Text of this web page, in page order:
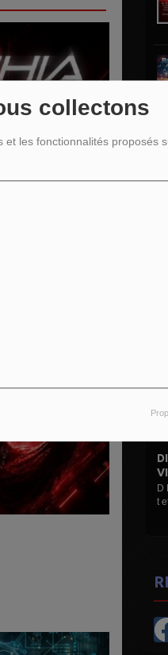
collectons
les fonctionnalités proposés
DISCO MANI MANIA
VINYLES...
D Le Max (Hervé M) Mes
t et 45 t ...